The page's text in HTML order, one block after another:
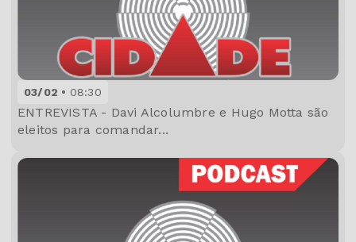
03/02 08:30
ENTREVISTA - Davi Alcolumbre e Hugo Motta são
eleitos para comandar...